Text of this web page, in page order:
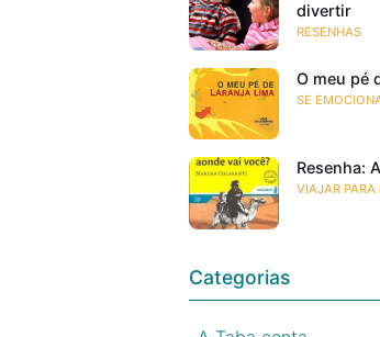
divertir
RESENHAS
O meu pé
SE
Resenha:
VIAJAR PARA
Categorias